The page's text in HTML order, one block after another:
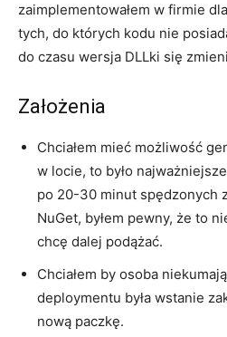
zaimplementowałem w firmie
tych, do których kodu nie
do czasu wersja DLLki się
Założenia
Chciałem mieć możliwość
w locie, to było
po 20-30 minut spędzonych
NuGet, byłem pewny, że to
chcę dalej podążać.
Chciałem by osoba
deploymentu była wstanie
nową paczkę.